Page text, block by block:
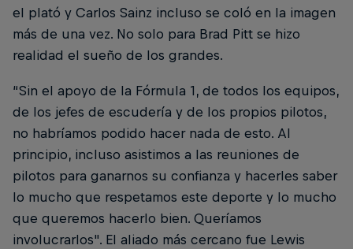
el plató y Carlos Sainz incluso se coló en la imagen
más de una vez. No solo para Brad Pitt se hizo
realidad el sueño de los grandes.
“Sin el apoyo de la Fórmula 1, de todos los equipos,
de los jefes de escudería y de los propios pilotos,
no habríamos podido hacer nada de esto. Al
principio, incluso asistimos a las reuniones de
pilotos para ganarnos su confianza y hacerles saber
lo mucho que respetamos este deporte y lo mucho
que queremos hacerlo bien. Queríamos
involucrarlos". El aliado más cercano fue Lewis